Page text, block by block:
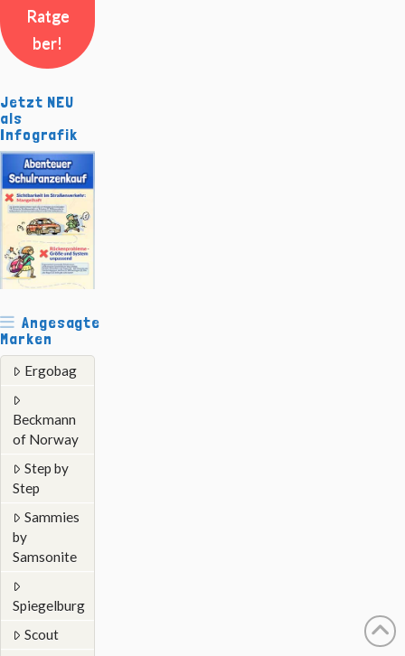
Ratge
ber!
Jetzt NEU
als
Infografik
Angesagte
Marken
Ergobag
Beckmann
of Norway
Step by
Step
Sammies
by
Samsonite
Spiegelburg
Scout